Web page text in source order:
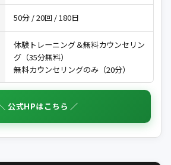
50分 / 20回 / 180日
体験トレーニング＆無料カウンセリン
グ（35分無料）
無料カウンセリングのみ（20分）
公式HPはこちら ／